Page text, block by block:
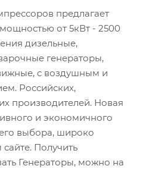
предлагает
от 5кВт - 2500
дизельные,
генераторы,
с воздушным и
Российских,
производителей. Новая
и экономичного
выбора, широко
Получить
Генераторы, можно на